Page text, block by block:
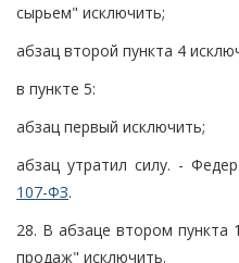
сырьем" исключить;
абзац второй пункта 4
в пункте 5:
абзац первый исключить;
абзац утратил силу. -
107-ФЗ.
28. В абзаце втором пункта
продаж" исключить.